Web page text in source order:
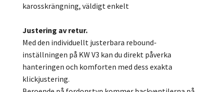
karosskrängning, väldigt enkelt
Justering av retur.
Med den individuellt justerbara rebound-
inställningen på KW V3 kan du direkt påverka
hanteringen och komforten med dess exakta
klickjustering.